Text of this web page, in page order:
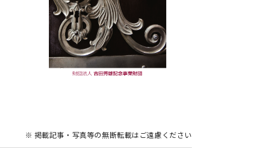
掲載記事・写真等の無断転載はご遠慮ください